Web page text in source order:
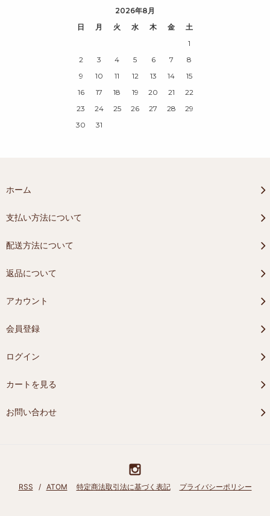
2026年8月
日
月 火 水 木 金
土
1
2
3 4 5 6 7
8
9
10 11 12 13 14
15
16
17 18 19 20 21
22
23
24 25 26 27 28
29
30
31
ホーム
支払い方法について
配送方法について
返品について
アカウント
会員登録
ログイン
カートを見る
お問い合わせ
RSS / ATOM 特定商法取引法に基づく表記 プライバシーポリシー